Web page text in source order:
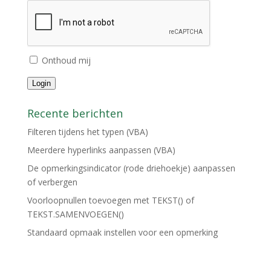
Onthoud mij
Login
Recente berichten
Filteren tijdens het typen (VBA)
Meerdere hyperlinks aanpassen (VBA)
De opmerkingsindicator (rode driehoekje) aanpassen
of verbergen
Voorloopnullen toevoegen met TEKST() of
TEKST.SAMENVOEGEN()
Standaard opmaak instellen voor een opmerking